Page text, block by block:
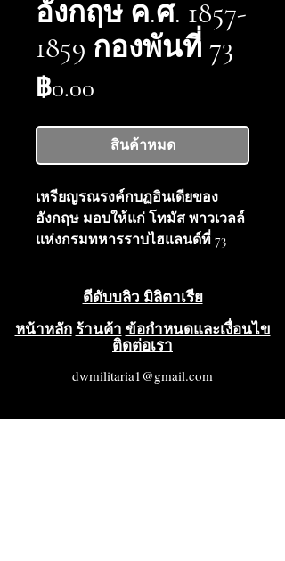
อังกฤษ ค.ศ. 1857-
1859 กองพันที่ 73
฿0.00
สินค้าหมด
เหรียญรณรงค์กบฏอินเดียของ
อังกฤษ มอบให้แก่ โทมัส พาวเวลล์
แห่งกรมทหารราบไฮแลนด์ที่ 73
หนึ่งของกองกำลังภาคสนามของ
พลจัตวาโบเวอร์ส ในช่วงกบฏเซ
ปอยครั้งใหญ่ ขอบเหรียญมีรอยบิ่น
เล็กน้อย สภาพดีมาก (VG++++)
ดีดับบลิว มิลิตาเรีย
หน้าหลัก ร้านค้า ข้อกำหนดและเงื่อนไข
ติดต่อเรา
dwmilitaria1@gmail.com